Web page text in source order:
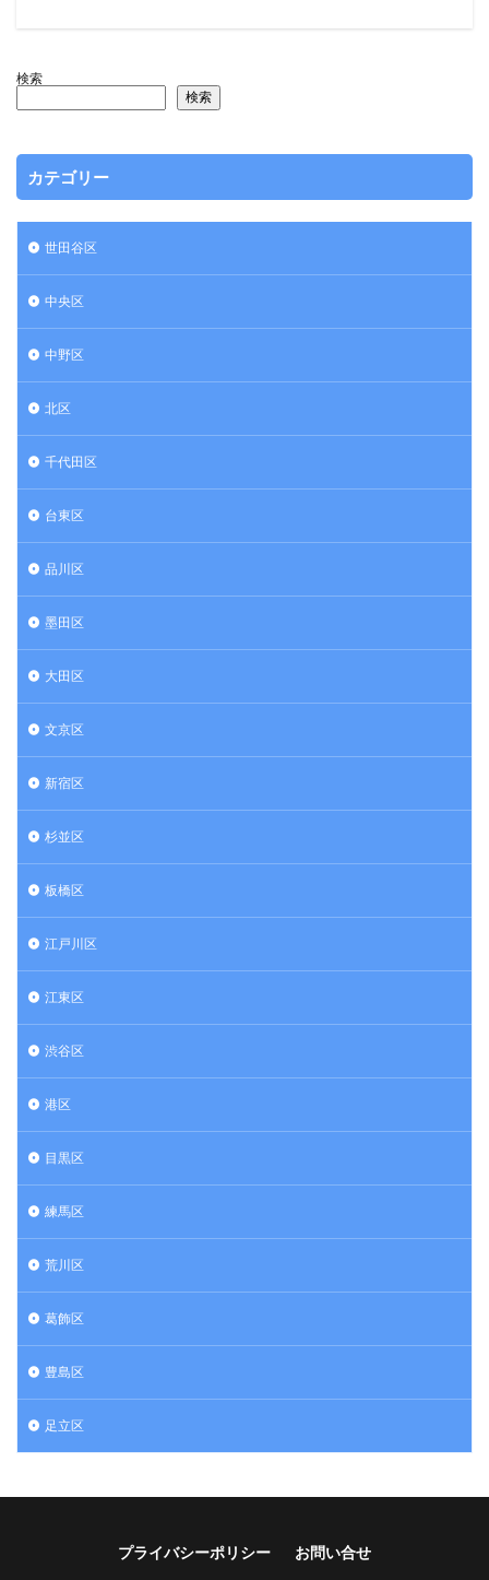
検索
検索
カテゴリー
世田谷区
中央区
中野区
北区
千代田区
台東区
品川区
墨田区
大田区
文京区
新宿区
杉並区
板橋区
江戸川区
江東区
渋谷区
港区
目黒区
練馬区
荒川区
葛飾区
豊島区
足立区
プライバシーポリシー お問い合せ